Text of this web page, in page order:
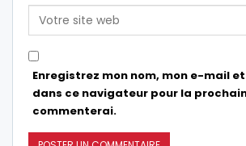
Enregistrez mon nom, mon e-mail
dans ce navigateur pour la
commenterai.